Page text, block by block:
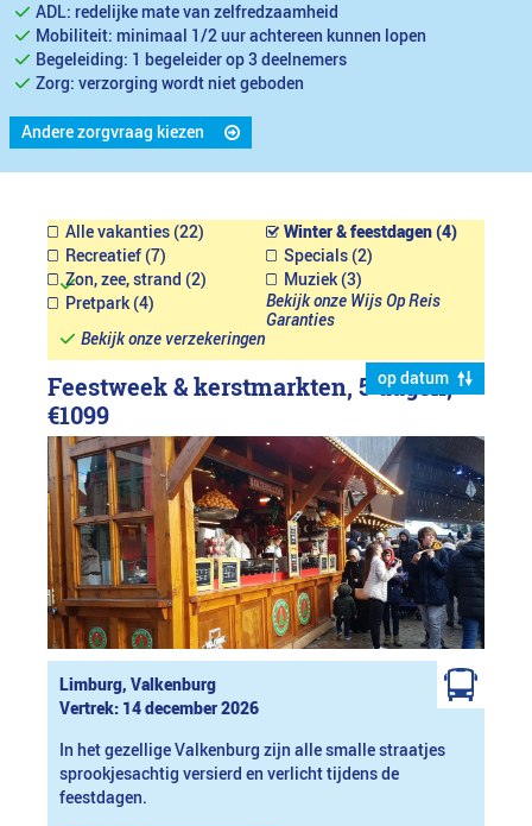
ADL: redelijke mate van zelfredzaamheid
Mobiliteit: minimaal 1/2 uur achtereen kunnen lopen
Begeleiding: 1 begeleider op 3 deelnemers
Zorg: verzorging wordt niet geboden
Andere zorgvraag kiezen
Alle vakanties (22)
Winter & feestdagen (4)
Recreatief (7)
Specials (2)
Zon, zee, strand (2)
Muziek (3)
Pretpark (4)
Bekijk onze Wijs Op Reis
Garanties
Bekijk onze verzekeringen
op datum
Feestweek & kerstmarkten, 5 dagen,
€1099
Limburg, Valkenburg
Vertrek: 14 december 2026
In het gezellige Valkenburg zijn alle smalle straatjes
sprookjesachtig versierd en verlicht tijdens de
feestdagen.